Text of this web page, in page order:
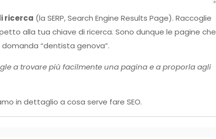
ricerca (la SERP, Search Engine Results Page). Raccoglie
alla tua chiave di ricerca. Sono dunque le pagine che
“dentista genova”.
a trovare più facilmente una pagina e a proporla agli
in dettaglio a cosa serve fare SEO.